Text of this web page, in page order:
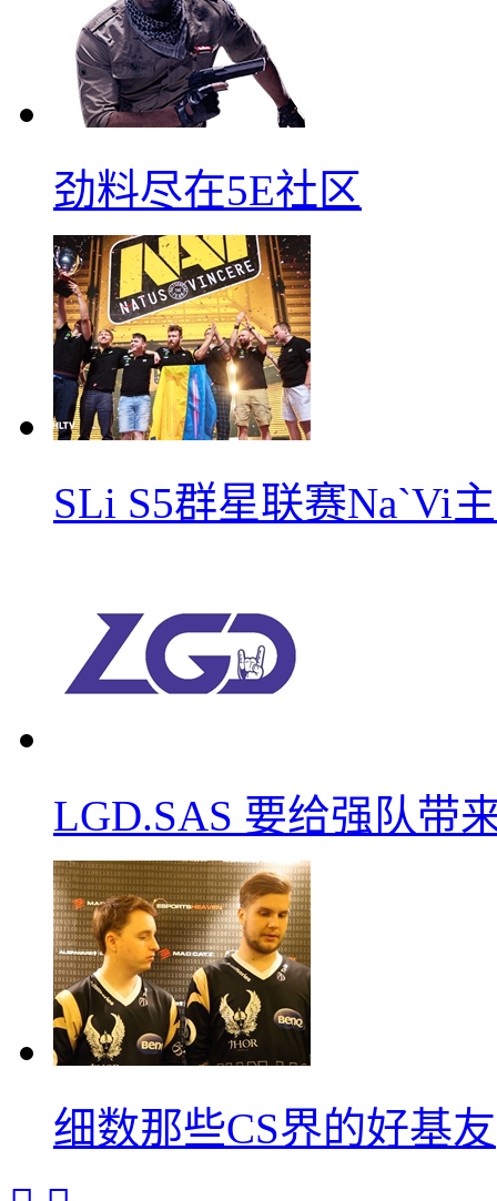
劲料尽在5E社区
SLi S5群星联赛Na`Vi
LGD.SAS 要给强队带
细数那些CS界的好基友